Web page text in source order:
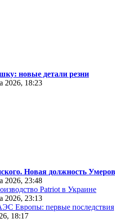
новые детали резни
2026, 18:23
Новая должность
2026, 23:48
Patriot в Украине
2026, 23:13
Европы: первые последствия
18:17